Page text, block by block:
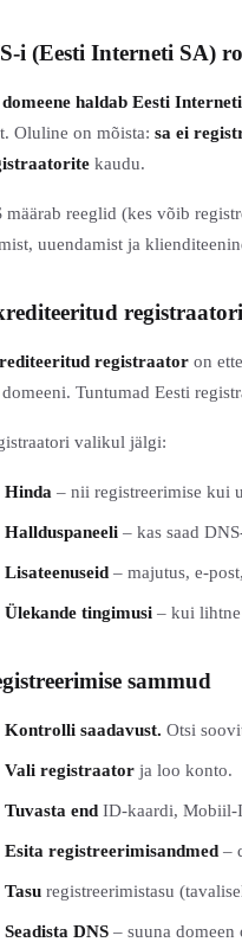
i (Eesti Interneti SA)
domeene haldab Eesti
Oluline on mõista: sa ei
kaudu.
määrab reeglid (kes võib
uuendamist ja
registraator on
domeeni. Tuntumad Eesti
valikul jälgi:
Hinda – nii registreerimise kui
Hallduspaneeli – kas saad
Lisateenuseid – majutus, e-
Ülekande tingimusi – kui
sammud
Kontrolli saadavust. Otsi
Vali registraator ja loo konto.
Tuvasta end ID-kaardi, Mobiil-
Esita registreerimisandmed –
Tasu registreerimistasu
Seadista DNS – suuna